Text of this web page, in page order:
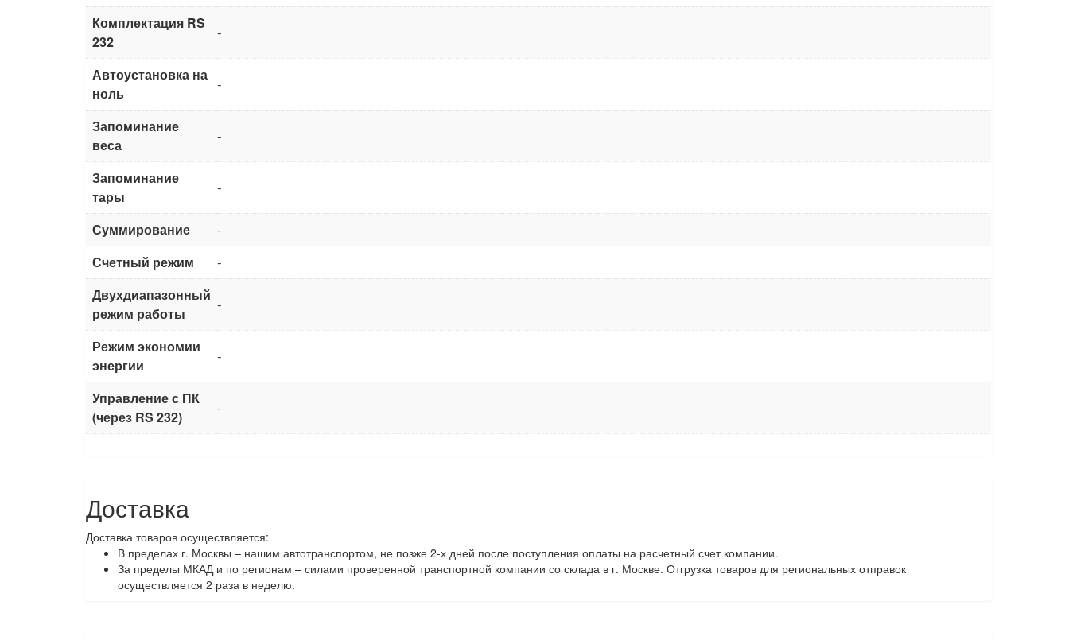
Комплектация RS
232
-
Автоустановка на
ноль
-
Запоминание
веса
-
Запоминание
тары
-
Суммирование
-
Счетный режим
-
Двухдиапазонный
режим работы
-
Режим экономии
энергии
-
Управление с ПК
(через RS 232)
-
Доставка
Доставка товаров осуществляется:
В пределах г. Москвы – нашим автотранспортом, не позже 2-х дней после поступления оплаты на расчетный счет компании.
За пределы МКАД и по регионам – силами проверенной транспортной компании со склада в г. Москве. Отгрузка товаров для региональных отправок
осуществляется 2 раза в неделю.